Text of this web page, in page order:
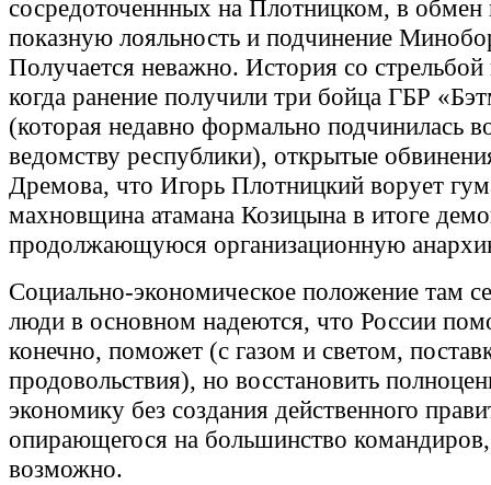
сосредоточеннных на Плотницком, в обмен
показную лояльность и подчинение
Получается неважно. История со стрельбой
когда ранение получили три бойца ГБР
(которая недавно формально подчинилась
ведомству республики), открытые
Дремова, что Игорь Плотницкий ворует
махновщина атамана Козицына в итоге
продолжающуюся организационную
Социально-экономическое положение там
люди в основном надеются, что России
конечно, поможет (с газом и светом,
продовольствия), но восстановить
экономику без создания действенного
опирающегося на большинство
возможно.